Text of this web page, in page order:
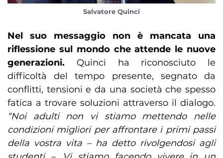
Salvatore Quinci
Nel suo messaggio non è mancata una
riflessione sul mondo che attende le nuove
generazioni. Quinci ha riconosciuto le
difficoltà del tempo presente, segnato da
conflitti, tensioni e da una società che spesso
fatica a trovare soluzioni attraverso il dialogo.
“Noi adulti non vi stiamo mettendo nelle
condizioni migliori per affrontare i primi passi
della vostra vita – ha detto rivolgendosi agli